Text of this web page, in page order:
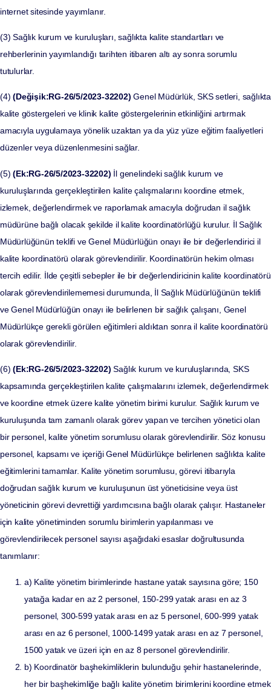
internet sitesinde yayımlanır.
(3) Sağlık kurum ve kuruluşları, sağlıkta kalite standartları ve
rehberlerinin yayımlandığı tarihten itibaren altı ay sonra sorumlu
tutulurlar.
(4)(Değişik:RG-26/5/2023-32202) Genel Müdürlük, SKS setleri, sağlıkta
kalite göstergeleri ve klinik kalite göstergelerinin etkinliğini artırmak
amacıyla uygulamaya yönelik uzaktan ya da yüz yüze eğitim faaliyetleri
düzenler veya düzenlenmesini sağlar.
(5)(Ek:RG-26/5/2023-32202) İl genelindeki sağlık kurum ve
kuruluşlarında gerçekleştirilen kalite çalışmalarını koordine etmek,
izlemek, değerlendirmek ve raporlamak amacıyla doğrudan il sağlık
müdürüne bağlı olacak şekilde il kalite koordinatörlüğü kurulur. İl Sağlık
Müdürlüğünün teklifi ve Genel Müdürlüğün onayı ile bir değerlendirici il
kalite koordinatörü olarak görevlendirilir. Koordinatörün hekim olması
tercih edilir. İlde çeşitli sebepler ile bir değerlendiricinin kalite koordinatörü
olarak görevlendirilememesi durumunda, İl Sağlık Müdürlüğünün teklifi
ve Genel Müdürlüğün onayı ile belirlenen bir sağlık çalışanı, Genel
Müdürlükçe gerekli görülen eğitimleri aldıktan sonra il kalite koordinatörü
olarak görevlendirilir.
(6)(Ek:RG-26/5/2023-32202) Sağlık kurum ve kuruluşlarında, SKS
kapsamında gerçekleştirilen kalite çalışmalarını izlemek, değerlendirmek
ve koordine etmek üzere kalite yönetim birimi kurulur. Sağlık kurum ve
kuruluşunda tam zamanlı olarak görev yapan ve tercihen yönetici olan
bir personel, kalite yönetim sorumlusu olarak görevlendirilir. Söz konusu
personel, kapsamı ve içeriği Genel Müdürlükçe belirlenen sağlıkta kalite
eğitimlerini tamamlar. Kalite yönetim sorumlusu, görevi itibarıyla
doğrudan sağlık kurum ve kuruluşunun üst yöneticisine veya üst
yöneticinin görevi devrettiği yardımcısına bağlı olarak çalışır. Hastaneler
için kalite yönetiminden sorumlu birimlerin yapılanması ve
görevlendirilecek personel sayısı aşağıdaki esaslar doğrultusunda
tanımlanır:
a) Kalite yönetim birimlerinde hastane yatak sayısına göre; 150
yatağa kadar en az 2 personel, 150-299 yatak arası en az 3
personel, 300-599 yatak arası en az 5 personel, 600-999 yatak
arası en az 6 personel, 1000-1499 yatak arası en az 7 personel,
1500 yatak ve üzeri için en az 8 personel görevlendirilir.
b) Koordinatör başhekimliklerin bulunduğu şehir hastanelerinde,
her bir başhekimliğe bağlı kalite yönetim birimlerini koordine etmek